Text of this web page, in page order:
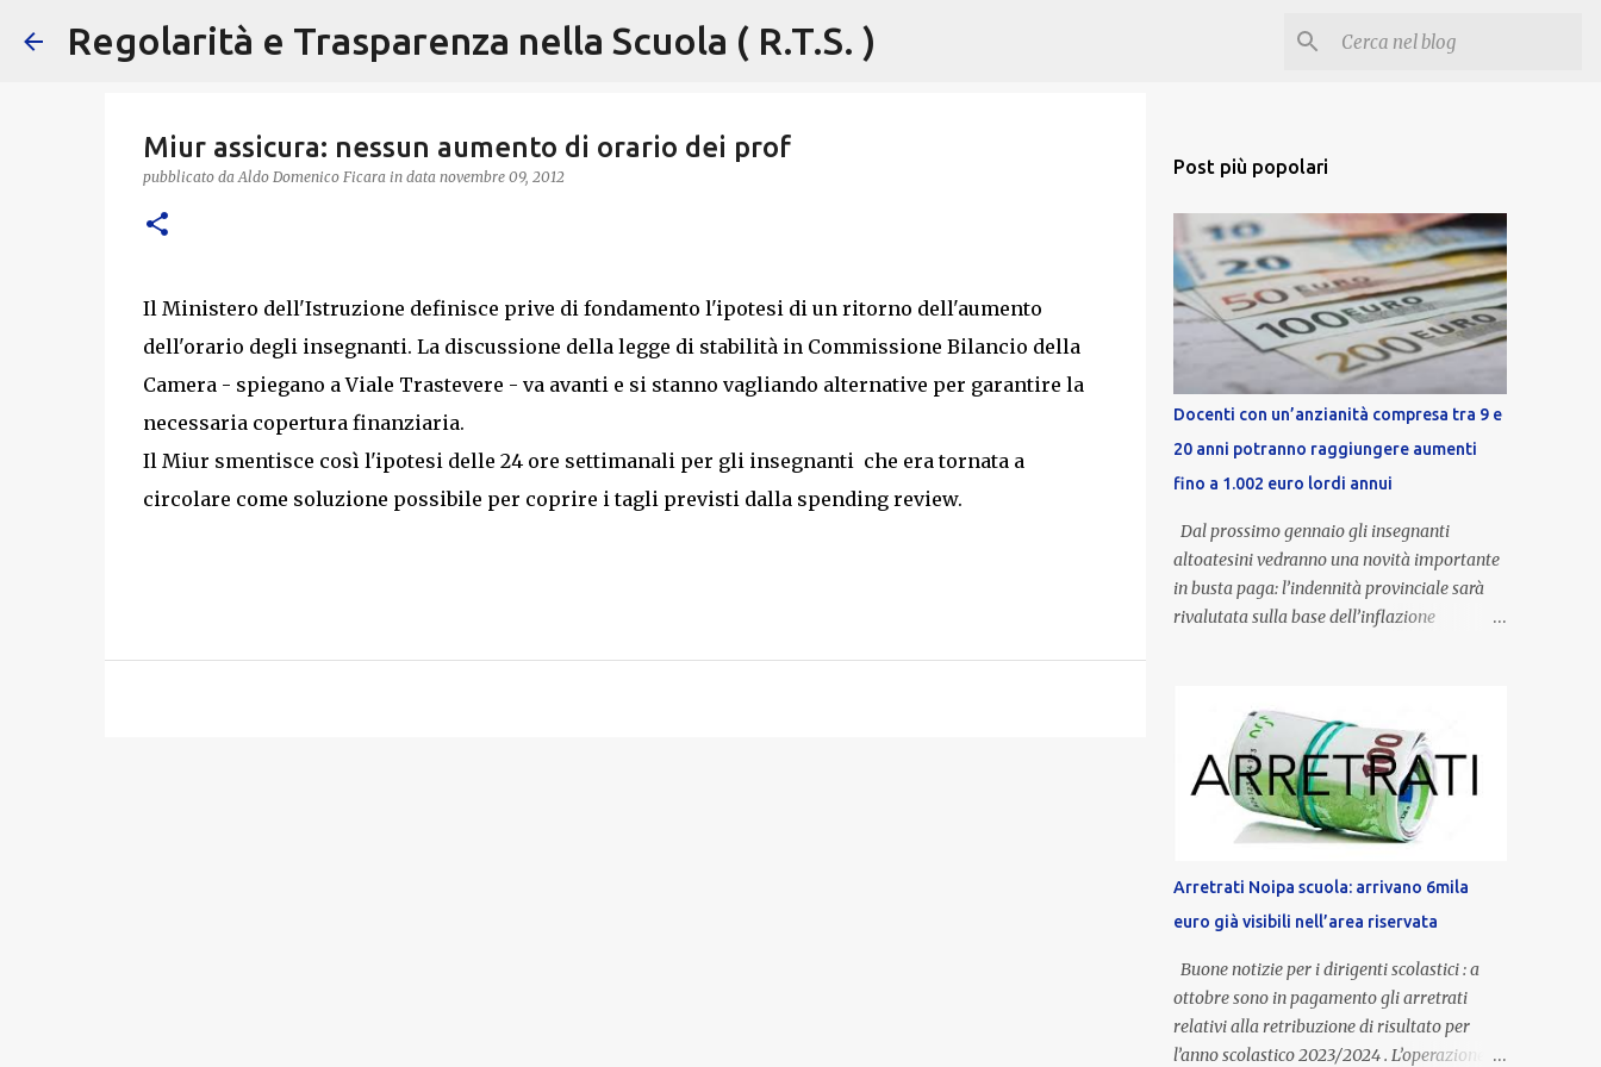
Passa ai contenuti principali
Regolarità e Trasparenza nella Scuola ( R.T.S. )
Miur assicura: nessun aumento di orario dei prof
pubblicato daAldo Domenico Ficara in data novembre 09, 2012
Il Ministero dell'Istruzione definisce prive di fondamento l'ipotesi di un ritorno dell'aumento
dell'orario degli insegnanti. La discussione della legge di stabilità in Commissione Bilancio della
Camera - spiegano a Viale Trastevere - va avanti e si stanno vagliando alternative per garantire la
necessaria copertura finanziaria.
Il Miur smentisce così l'ipotesi delle 24 ore settimanali per gli insegnanti che era tornata a
circolare come soluzione possibile per coprire i tagli previsti dalla spending review.
Post più popolari
Docenti con un’anzianità compresa tra 9 e
20 anni potranno raggiungere aumenti
fino a 1.002 euro lordi annui
Dal prossimo gennaio gli insegnanti
altoatesini vedranno una novità importante
in busta paga: l’indennità provinciale sarà
rivalutata sulla base dell’inflazione
un’anzianità compresa tra 9 e 20 anni
potranno raggiungere fino a 1.002 euro lordi
annui. Il nuovo contratto provinciale
introduce inoltre un congedo speciale
dedicato alle donne vittime di violenza di
genere, in linea con la normativa nazionale e
con l’obiettivo di offrire maggiore tutela e
supporto in situazioni delicate. L’indennità
provinciale per i docenti è un unicum in
Italia: si tratta di una misura esclusiva della
Provincia autonoma di Bolzano, che integra
in maniera stabile lo stipendio nazionale
Arretrati Noipa scuola: arrivano 6mila
euro già visibili nell’area riservata
Buone notizie per i dirigenti scolastici : a
ottobre sono in pagamento gli arretrati
relativi alla retribuzione di risultato per
l’anno scolastico 2023/2024 . L’operazione,